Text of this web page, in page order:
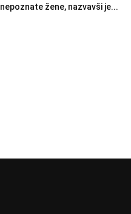
nepoznate žene, nazvavši je...